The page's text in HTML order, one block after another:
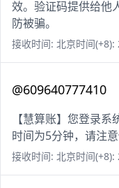
效。验证码提供给他
防被骗。
接收时间: 北京时间
@609640777410
【慧算账】您登录
时间为5分钟，请注意
接收时间: 北京时间